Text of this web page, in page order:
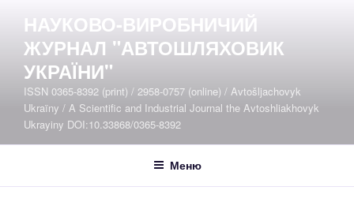
вмісту
НАУКОВО-ВИРОБНИЧИЙ
ЖУРНАЛ "АВТОШЛЯХОВИК
УКРАЇНИ"
ISSN 0365-8392 (print) / 2958-0757 (online) / Avtošljachovyk
Ukraïny / A Scientific and Industrial Journal the Avtoshliakhovyk
Ukrayiny DOI:10.33868/0365-8392
Меню